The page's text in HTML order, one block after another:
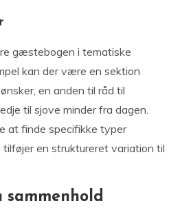
gæstebogen i tematiske
kan der være en sektion
en anden til råd til
til sjove minder fra dagen.
at finde specifikke typer
en struktureret variation til
sammenhold